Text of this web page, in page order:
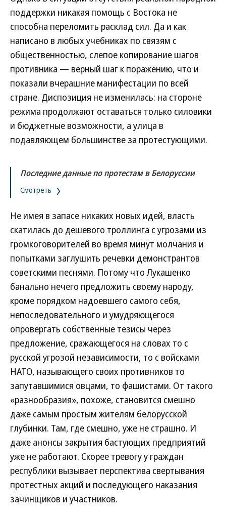
поддержки никакая помощь с Востока не
способна переломить расклад сил. Да и как
написано в любых учебниках по связям с
общественностью, слепое копирование шагов
противника — верный шаг к поражению, что и
показали вчерашние манифестации по всей
стране. Диспозиция не изменилась: на стороне
режима продолжают оставаться только силовики
и бюджетные возможности, а улица в
подавляющем большинстве за протестующими.
Последние данные по протестам в Белоруссии
Смотреть
Не имея в запасе никаких новых идей, власть
скатилась до дешевого троллинга с угрозами из
громкоговорителей во время минут молчания и
попытками заглушить речевки демонстрантов
советскими песнями. Потому что Лукашенко
банально нечего предложить своему народу,
кроме порядком надоевшего самого себя,
непоследовательного и умудряющегося
опровергать собственные тезисы через
предложение, сражающегося на словах то с
русской угрозой независимости, то с войсками
НАТО, называющего своих противников то
запутавшимися овцами, то фашистами. От такого
«разнообразия», похоже, становится смешно
даже самым простым жителям белорусской
глубинки. Там, где смешно, уже не страшно. И
даже анонсы закрытия бастующих предприятий
уже не работают. Скорее тревогу у граждан
республики вызывает перспектива свертывания
протестных акций и последующего наказания
зачинщиков и участников.